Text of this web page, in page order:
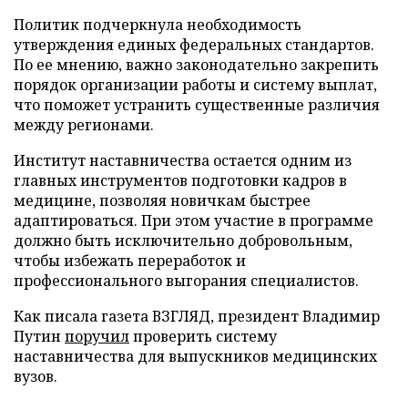
Политик подчеркнула необходимость
утверждения единых федеральных стандартов.
По ее мнению, важно законодательно закрепить
порядок организации работы и систему выплат,
что поможет устранить существенные различия
между регионами.
Институт наставничества остается одним из
главных инструментов подготовки кадров в
медицине, позволяя новичкам быстрее
адаптироваться. При этом участие в программе
должно быть исключительно добровольным,
чтобы избежать переработок и
профессионального выгорания специалистов.
Как писала газета ВЗГЛЯД, президент Владимир
Путин поручилпроверить систему
наставничества для выпускников медицинских
вузов.